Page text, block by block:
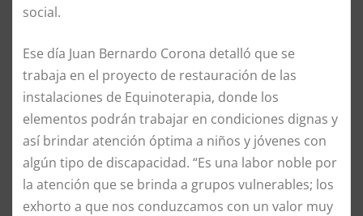
social.
Ese día Juan Bernardo Corona detalló que se
trabaja en el proyecto de restauración de las
instalaciones de Equinoterapia, donde los
elementos podrán trabajar en condiciones dignas y
así brindar atención óptima a niños y jóvenes con
algún tipo de discapacidad. “Es una labor noble por
la atención que se brinda a grupos vulnerables; los
exhorto a que nos conduzcamos con un valor muy